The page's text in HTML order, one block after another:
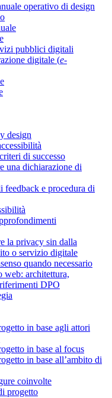
operativo di design
pubblici digitali
digitale (e-
design
di successo
una dichiarazione di
feedback e procedura di
la privacy sin dalla
o servizio digitale
quando necessario
web: architettura,
DPO
in base agli attori
in base al focus
in base all’ambito di
coinvolte
progetto